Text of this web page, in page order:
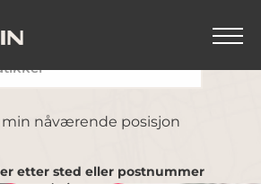
nåværende posisjon
etter sted eller postnummer